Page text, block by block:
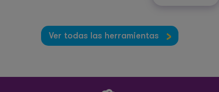
Ver todas las herramientas